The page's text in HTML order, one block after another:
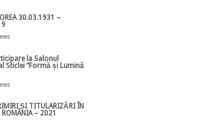
30.03.1931 –
la Salonul
Sticlei ”Formă și Lumină
ȘI TITULARIZĂRI ÎN
ROMÂNIA – 2021